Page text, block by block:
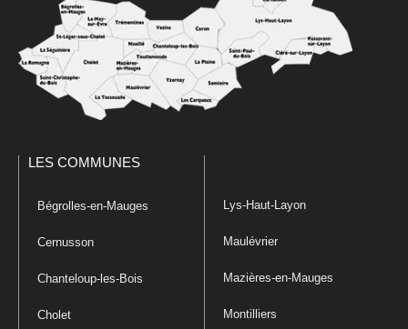
LES COMMUNES
Bégrolles-en-Mauges
Cernusson
Chanteloup-les-Bois
Cholet
Lys-Haut-Layon
Maulévrier
Mazières-en-Mauges
Montilliers